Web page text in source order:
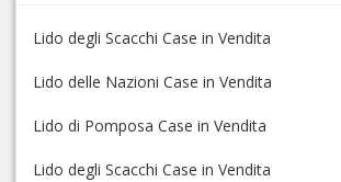
Lido degli Scacchi Case in Vendita
Lido delle Nazioni Case in Vendita
Lido di Pomposa Case in Vendita
Lido degli Scacchi Case in Vendita